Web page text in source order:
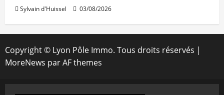
Sylvain d'Huissel 03/08/2026
Copyright © Lyon Pôle Immo. Tous droits réservés |
MoreNews par AF themes